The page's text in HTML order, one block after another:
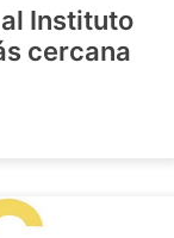
Instituto
cercana